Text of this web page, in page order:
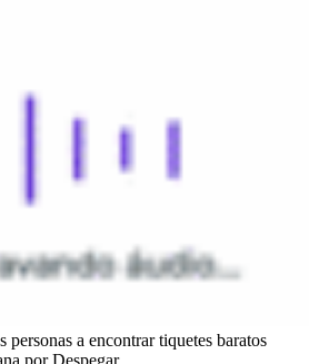
a encontrar tiquetes baratos
por Despegar